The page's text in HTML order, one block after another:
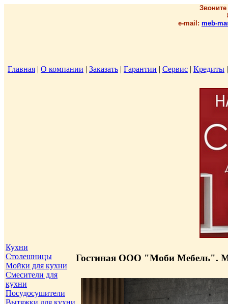
e-mail: meb-
Главная | О компании | Заказать | Гарантии | Сервис | Кредиты |
Кухни
Столешницы
Мойки для кухни
Смесители для
кухни
Посудосушители
Вытяжки для кухни
Гостиная ООО "Моби Мебель".